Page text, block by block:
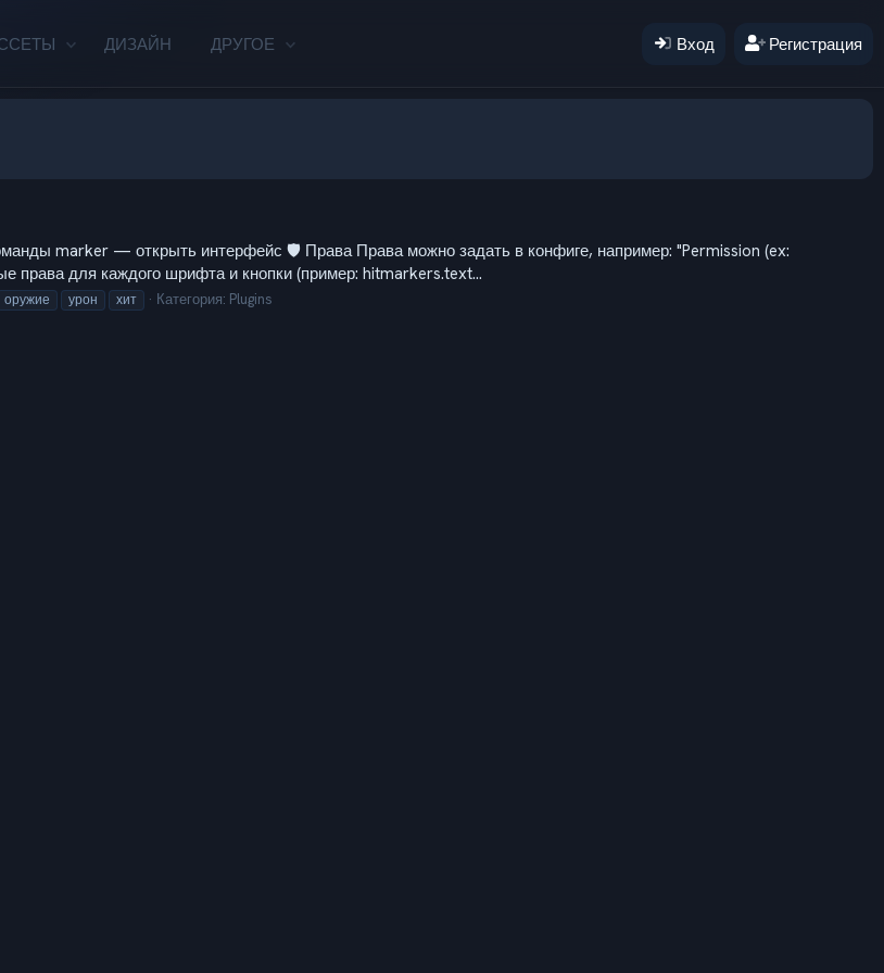
ДИЗАЙН ДРУГОЕ Вход Регистрация
marker — открыть интерфейс 🛡️ Права Права можно задать в конфиге, например: "Permission (ex:
права для каждого шрифта и кнопки (пример: hitmarkers.text...
оружие урон хит Категория: Plugins